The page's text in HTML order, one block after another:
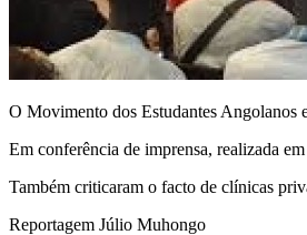
O Movimento dos Estudantes Angolanos
Em conferência de imprensa, realizada
Também criticaram o facto de clínicas
Reportagem Júlio Muhongo